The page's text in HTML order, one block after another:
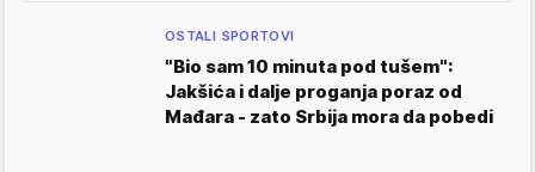
OSTALI SPORTOVI
"Bio sam 10 minuta pod tušem":
Jakšića i dalje proganja poraz od
Mađara - zato Srbija mora da pobedi